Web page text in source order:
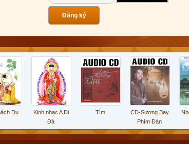
Dụ
Kinh nhạc A Di
Tìm
CD-Sương Bay
Phím Đàn
Nhớ